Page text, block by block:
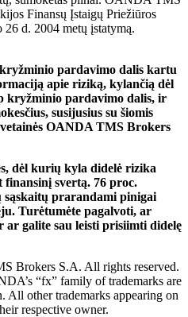
Finansų Įstaigų Priežiūros
d. 2004 metų įstatymą.
pardavimo dalis kartu
apie riziką, kylančią dėl
kryžminio pardavimo dalis, ir
susijusius su šiomis
OANDA TMS Brokers
dėl kurių kyla didelė rizika
svertą. 76 proc.
prarandami pinigai
Turėtumėte pagalvoti, ar
galite sau leisti prisiimti didelę
Brokers S.A. All rights reserved.
“fx” family of trademarks are
other trademarks appearing on
respective owner.